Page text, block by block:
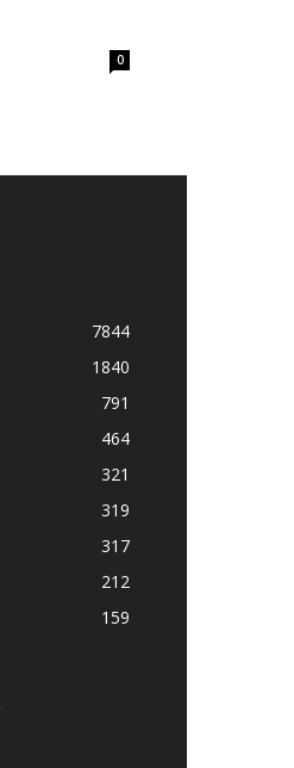
0
7844
1840
791
464
321
319
317
212
159